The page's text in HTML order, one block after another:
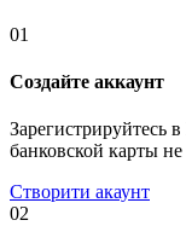
01
Создайте аккаунт
Зарегистрируйтесь
банковской карты не
Створити акаунт
02